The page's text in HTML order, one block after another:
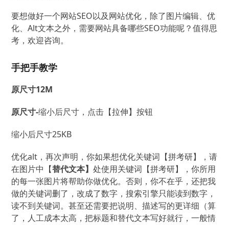
要想做好一个网站SEO以及网站优化，除了图片编辑、优
化、Alt文本之外，需要网站具备哪些SEO功能呢？值得思
考，欢迎咨询。
手把手教学
原尺寸12M
原尺寸-缩小后尺寸，点击【拉伸】按钮
缩小后尺寸25KB
优化alt，再次声明，你如果想优化关键词【拼考研】，请
在图片中【替代文本】处使用关键词【拼考研】，你所用
的每一张图片将帮助你做优化。否则，你不在乎，还把我
做的关键词删了，改成了数字，搜索引擎只能读到数字，
读不到关键词。甚至还需要把说明、描述写的更详细（算
了，人工成本太高，把标题和替代文本写好就行，一般情